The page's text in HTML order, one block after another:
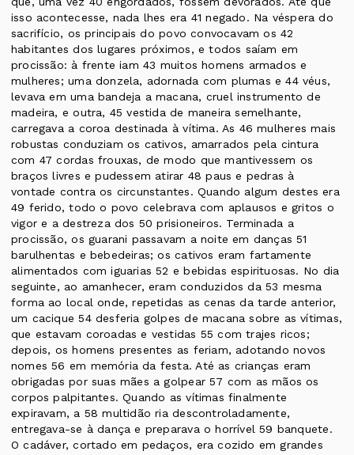
isso acontecesse, nada lhes era 41 negado. Na véspera do
sacrifício, os principais do povo convocavam os 42
habitantes dos lugares próximos, e todos saíam em
procissão: à frente iam 43 muitos homens armados e
mulheres; uma donzela, adornada com plumas e 44 véus,
levava em uma bandeja a macana, cruel instrumento de
madeira, e outra, 45 vestida de maneira semelhante,
carregava a coroa destinada à vítima. As 46 mulheres mais
robustas conduziam os cativos, amarrados pela cintura
com 47 cordas frouxas, de modo que mantivessem os
braços livres e pudessem atirar 48 paus e pedras à
vontade contra os circunstantes. Quando algum destes era
49 ferido, todo o povo celebrava com aplausos e gritos o
vigor e a destreza dos 50 prisioneiros. Terminada a
procissão, os guarani passavam a noite em danças 51
barulhentas e bebedeiras; os cativos eram fartamente
alimentados com iguarias 52 e bebidas espirituosas. No dia
seguinte, ao amanhecer, eram conduzidos da 53 mesma
forma ao local onde, repetidas as cenas da tarde anterior,
um cacique 54 desferia golpes de macana sobre as vítimas,
que estavam coroadas e vestidas 55 com trajes ricos;
depois, os homens presentes as feriam, adotando novos
nomes 56 em memória da festa. Até as crianças eram
obrigadas por suas mães a golpear 57 com as mãos os
corpos palpitantes. Quando as vítimas finalmente
expiravam, a 58 multidão ria descontroladamente,
entregava-se à dança e preparava o horrível 59 banquete.
O cadáver, cortado em pedaços, era cozido em grandes